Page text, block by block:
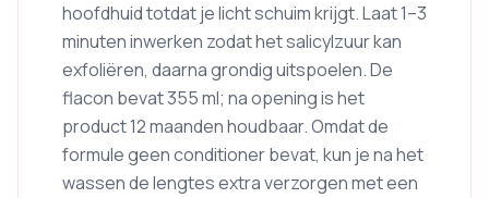
hoofdhuid totdat je licht schuim krijgt. Laat 1–3
minuten inwerken zodat het salicylzuur kan
exfoliëren, daarna grondig uitspoelen. De
flacon bevat 355 ml; na opening is het
product 12 maanden houdbaar. Omdat de
formule geen conditioner bevat, kun je na het
wassen de lengtes extra verzorgen met een